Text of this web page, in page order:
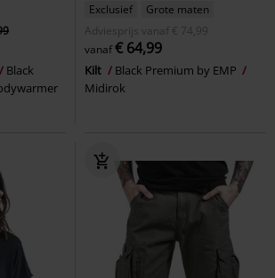
Black
Exclusief
Grote maten
Adviesprijs
vanaf € 74,99
vanaf€ 64,99
Kilt
Black Premium by EMP
Midirok